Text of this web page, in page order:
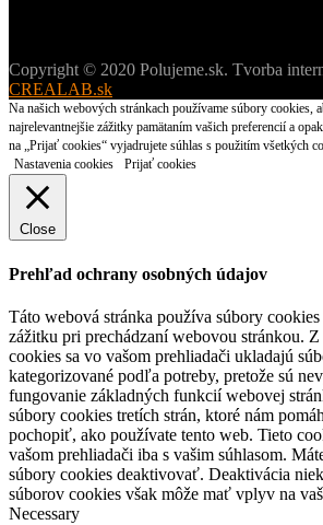
Copyright © 2020 Polujeme.sk. Tvorba
CREALAB.sk
Na našich webových stránkach používame súbory cookies,
najrelevantnejšie zážitky pamätaním vašich preferencií a
na „Prijať cookies“ vyjadrujete súhlas s použitím všetkých
Nastavenia cookies
Prijať cookies
Close
Prehľad ochrany osobných údajov
Táto webová stránka používa súbory cookies
zážitku pri prechádzaní webovou stránkou.
cookies sa vo vašom prehliadači ukladajú
kategorizované podľa potreby, pretože sú
fungovanie základných funkcií webovej
súbory cookies tretích strán, ktoré nám
pochopiť, ako používate tento web. Tieto
vašom prehliadači iba s vašim súhlasom.
súbory cookies deaktivovať. Deaktivácia
súborov cookies však môže mať vplyv na
Necessary